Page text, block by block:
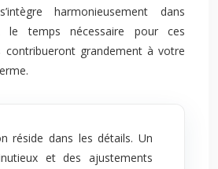
harmonieusement dans
le temps nécessaire pour ces
contribueront grandement à votre
réside dans les détails. Un
et des ajustements